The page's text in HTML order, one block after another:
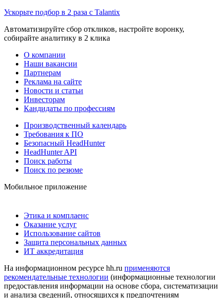
Ускорьте подбор в 2 раза с Talantix
Автоматизируйте сбор откликов, настройте воронку,
собирайте аналитику в 2 клика
О компании
Наши вакансии
Партнерам
Реклама на сайте
Новости и статьи
Инвесторам
Кандидаты по профессиям
Производственный календарь
Требования к ПО
Безопасный HeadHunter
HeadHunter API
Поиск работы
Поиск по резюме
Мобильное приложение
Этика и комплаенс
Оказание услуг
Использование сайтов
Защита персональных данных
ИТ аккредитация
На информационном ресурсе hh.ru применяются
рекомендательные технологии (информационные технологии
предоставления информации на основе сбора, систематизации
и анализа сведений, относящихся к предпочтениям